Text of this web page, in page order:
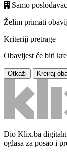
Samo poslodavac
Želim primati
Kriteriji pretrage
Obavijest će biti
Otkaži Kreiraj
Dio Klix.ba
oglasa za posao i